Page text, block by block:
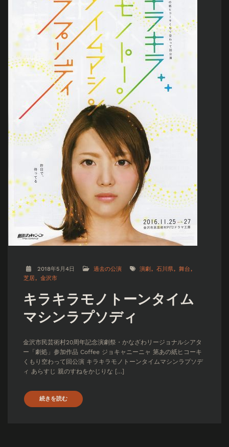
2018年5月4日 過去の公演 演劇 石川県
舞台
芝居
金沢市
キラキラモノトーンタイム
マシンラプソディ
金沢市民芸術村20周年記念演劇祭・かなざわリージョナルシアタ
ー「劇処」参加作品 Coffee ジョキャニーニャ 第あの紙ヒコーキ
くもり空わって回公演 キラキラモノトーンタイムマシンラプソデ
ィ あらすじ 親のすねをかじりな […]
続きを読む